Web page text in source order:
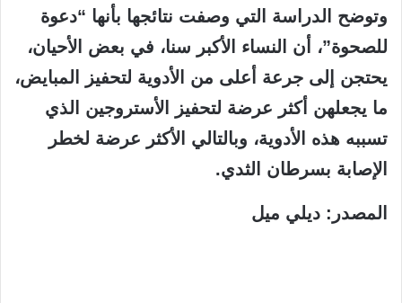
وتوضح الدراسة التي وصفت نتائجها بأنها “دعوة
للصحوة”، أن النساء الأكبر سنا، في بعض الأحيان،
يحتجن إلى جرعة أعلى من الأدوية لتحفيز المبايض،
ما يجعلهن أكثر عرضة لتحفيز الأستروجين الذي
تسببه هذه الأدوية، وبالتالي الأكثر عرضة لخطر
الإصابة بسرطان الثدي.
المصدر: ديلي ميل